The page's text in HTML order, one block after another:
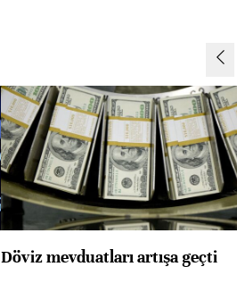
Döviz mevduatları artışa geçti